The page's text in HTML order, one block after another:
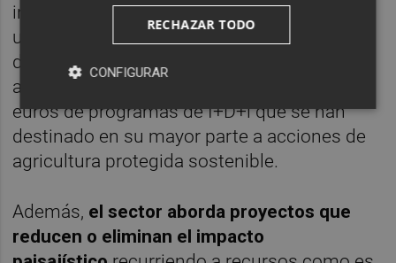
investigación seguidas desde las
universidades regionales y de la innovación
desde las empresas, que en los tres últimos
años han captado unos 800 millones de
euros de programas de I+D+i que se han
destinado en su mayor parte a acciones de
agricultura protegida sostenible.
Además, el sector aborda proyectos que
reducen o eliminan el impacto
RECHAZAR TODO
CONFIGURAR